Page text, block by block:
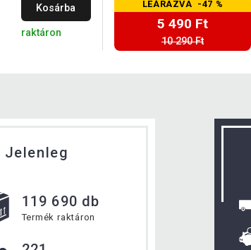
Kosárba
raktáron
LEÁRAZVA -47 %
5 490 Ft
10 290 Ft
Jelenleg
119 690 db
Termék raktáron